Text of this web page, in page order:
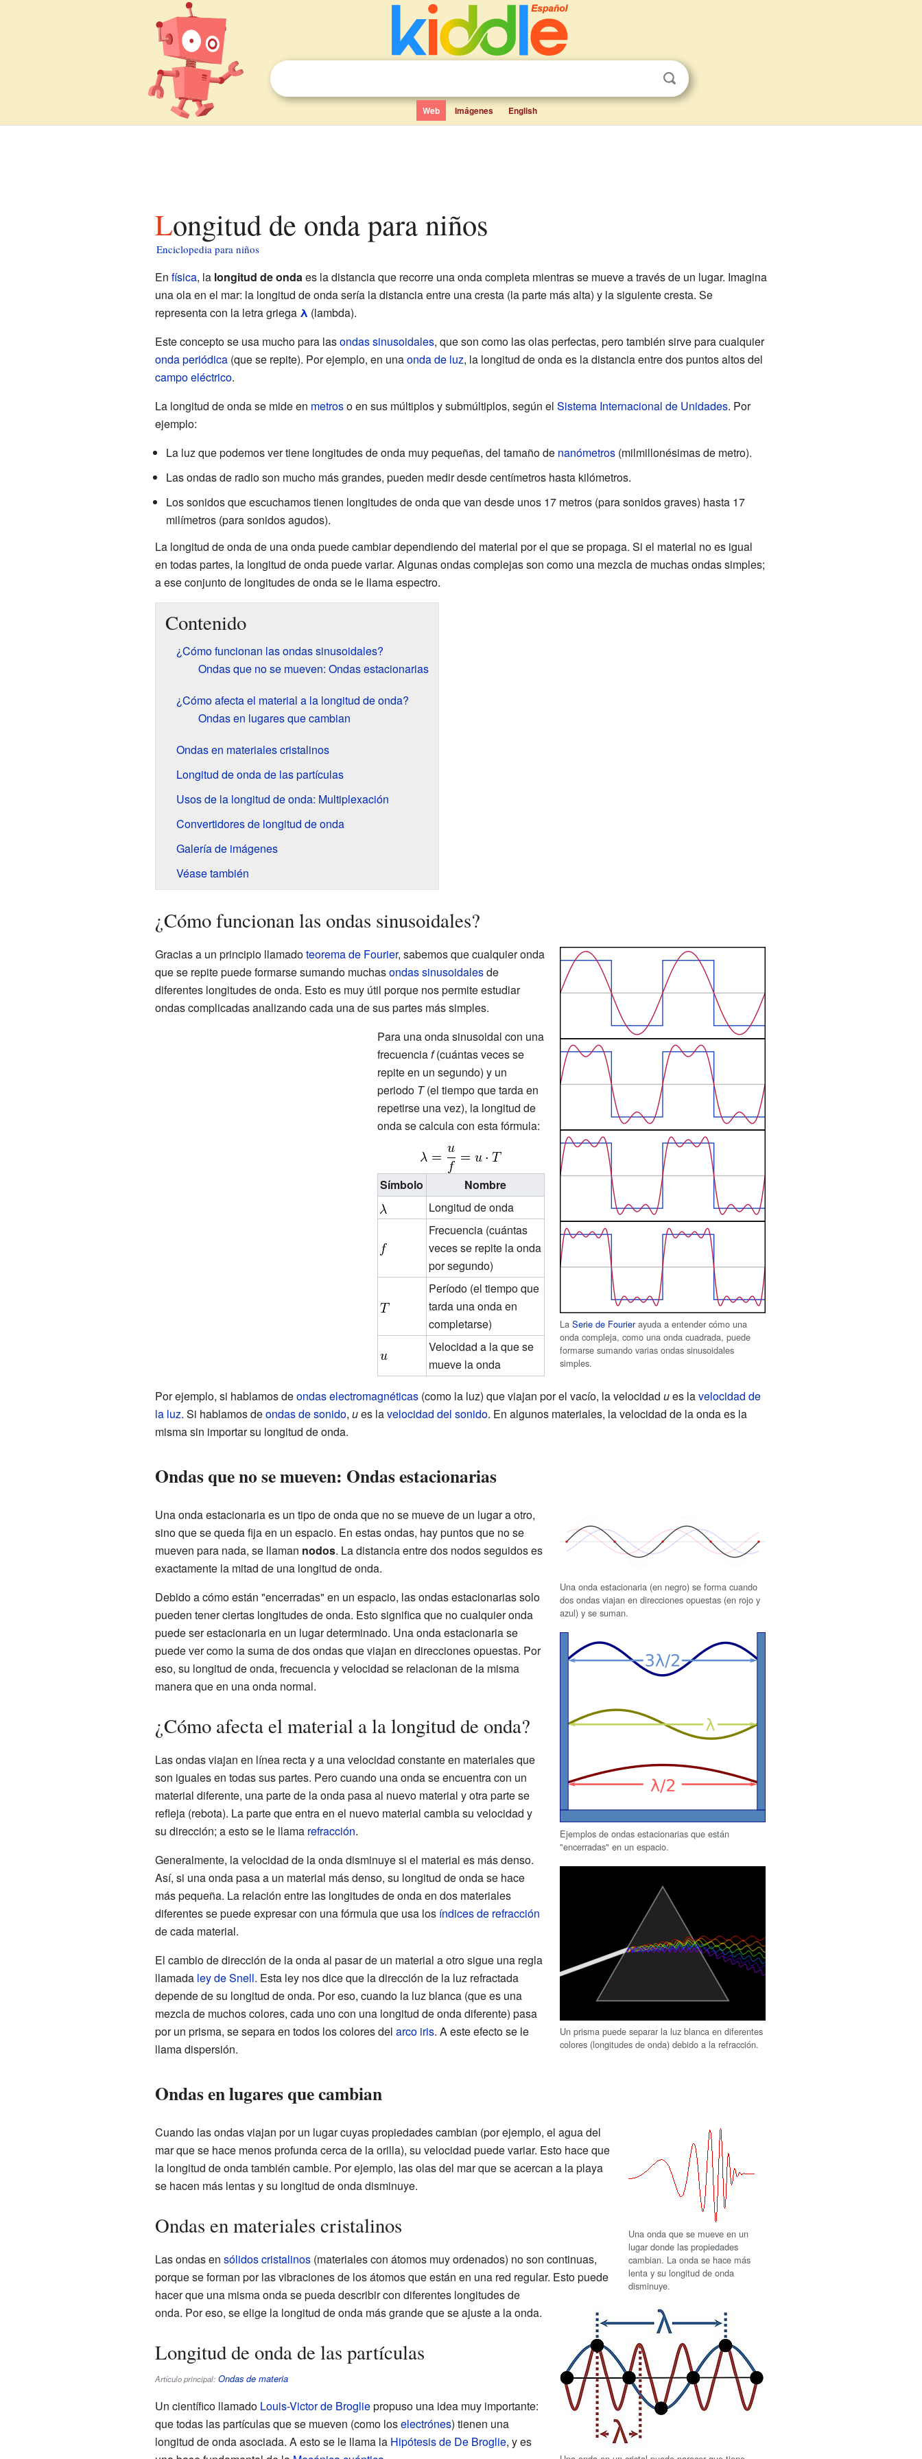
Web Imágenes English
Longitud de onda para niños
Enciclopedia para niños
En física, la longitud de ondaes la distancia que recorre una onda completa mientras se mueve a través de un lugar. Imagina
una ola en el mar: la longitud de onda sería la distancia entre una cresta (la parte más alta) y la siguiente cresta. Se
representa con la letra griega λ (lambda).
Este concepto se usa mucho para lasondas sinusoidales, que son como las olas perfectas, pero también sirve para cualquier
onda periódica(que se repite). Por ejemplo, en unaonda de luz, la longitud de onda es la distancia entre dos puntos altos del
campo eléctrico.
La longitud de onda se mide en metroso en sus múltiplos y submúltiplos, según el Sistema Internacional de Unidades. Por
ejemplo:
La luz que podemos ver tiene longitudes de onda muy pequeñas, del tamaño de nanómetros(milmillonésimas de metro).
Las ondas de radio son mucho más grandes, pueden medir desde centímetros hasta kilómetros.
Los sonidos que escuchamos tienen longitudes de onda que van desde unos 17 metros (para sonidos graves) hasta 17
milímetros (para sonidos agudos).
La longitud de onda de una onda puede cambiar dependiendo del material por el que se propaga. Si el material no es igual
en todas partes, la longitud de onda puede variar. Algunas ondas complejas son como una mezcla de muchas ondas simples;
a ese conjunto de longitudes de onda se le llama espectro.
Contenido
¿Cómo funcionan las ondas sinusoidales?
Ondas que no se mueven: Ondas estacionarias
¿Cómo afecta el material a la longitud de onda?
Ondas en lugares que cambian
Ondas en materiales cristalinos
Longitud de onda de las partículas
Usos de la longitud de onda: Multiplexación
Convertidores de longitud de onda
Galería de imágenes
Véase también
¿Cómo funcionan las ondas sinusoidales?
LaSerie de Fourierayuda a entender cómo una
onda compleja, como una onda cuadrada, puede
formarse sumando varias ondas sinusoidales
simples.
Gracias a un principio llamadoteorema de Fourier, sabemos que cualquier onda
que se repite puede formarse sumando muchasondas sinusoidalesde
diferentes longitudes de onda. Esto es muy útil porque nos permite estudiar
ondas complicadas analizando cada una de sus partes más simples.
Para una onda sinusoidal con una
frecuenciaf(cuántas veces se
repite en un segundo) y un
periodo T(el tiempo que tarda en
repetirse una vez), la longitud de
onda se calcula con esta fórmula:
Símbolo
Nombre
Longitud de onda
Frecuencia (cuántas
veces se repite la onda
por segundo)
Período (el tiempo que
tarda una onda en
completarse)
Velocidad a la que se
mueve la onda
Por ejemplo, si hablamos deondas electromagnéticas(como la luz) que viajan por el vacío, la velocidad ues lavelocidad de
la luz. Si hablamos deondas de sonido, ues lavelocidad del sonido. En algunos materiales, la velocidad de la onda es la
misma sin importar su longitud de onda.
Ondas que no se mueven: Ondas estacionarias
Una onda estacionaria (en negro) se forma cuando
dos ondas viajan en direcciones opuestas (en rojo y
azul) y se suman.
Una onda estacionaria es un tipo de onda que no se mueve de un lugar a otro,
sino que se queda fija en un espacio. En estas ondas, hay puntos que no se
mueven para nada, se llaman nodos. La distancia entre dos nodos seguidos es
exactamente la mitad de una longitud de onda.
Ejemplos de ondas estacionarias que están
"encerradas" en un espacio.
Debido a cómo están "encerradas" en un espacio, las ondas estacionarias solo
pueden tener ciertas longitudes de onda. Esto significa que no cualquier onda
puede ser estacionaria en un lugar determinado. Una onda estacionaria se
puede ver como la suma de dos ondas que viajan en direcciones opuestas. Por
eso, su longitud de onda, frecuencia y velocidad se relacionan de la misma
manera que en una onda normal.
¿Cómo afecta el material a la longitud de onda?
Un prisma puede separar la luz blanca en diferentes
colores (longitudes de onda) debido a la refracción.
Las ondas viajan en línea recta y a una velocidad constante en materiales que
son iguales en todas sus partes. Pero cuando una onda se encuentra con un
material diferente, una parte de la onda pasa al nuevo material y otra parte se
refleja (rebota). La parte que entra en el nuevo material cambia su velocidad y
su dirección; a esto se le llama refracción.
Generalmente, la velocidad de la onda disminuye si el material es más denso.
Así, si una onda pasa a un material más denso, su longitud de onda se hace
más pequeña. La relación entre las longitudes de onda en dos materiales
diferentes se puede expresar con una fórmula que usa los índices de refracción
de cada material.
El cambio de dirección de la onda al pasar de un material a otro sigue una regla
llamada ley de Snell. Esta ley nos dice que la dirección de la luz refractada
depende de su longitud de onda. Por eso, cuando la luz blanca (que es una
mezcla de muchos colores, cada uno con una longitud de onda diferente) pasa
por un prisma, se separa en todos los colores del arco iris. A este efecto se le
llama dispersión.
Ondas en lugares que cambian
Una onda que se mueve en un
lugar donde las propiedades
cambian. La onda se hace más
lenta y su longitud de onda
disminuye.
Cuando las ondas viajan por un lugar cuyas propiedades cambian (por ejemplo, el agua del
mar que se hace menos profunda cerca de la orilla), su velocidad puede variar. Esto hace que
la longitud de onda también cambie. Por ejemplo, las olas del mar que se acercan a la playa
se hacen más lentas y su longitud de onda disminuye.
Ondas en materiales cristalinos
Las ondas en sólidos cristalinos(materiales con átomos muy ordenados) no son continuas,
porque se forman por las vibraciones de los átomos que están en una red regular. Esto puede
hacer que una misma onda se pueda describir con diferentes longitudes de
onda. Por eso, se elige la longitud de onda más grande que se ajuste a la onda.
Longitud de onda de las partículas
Artículo principal: Ondas de materia
Un científico llamado Louis-Victor de Brogliepropuso una idea muy importante:
que todas las partículas que se mueven (como loselectrónes) tienen una
longitud de onda asociada. A esto se le llama la Hipótesis de De Broglie, y es